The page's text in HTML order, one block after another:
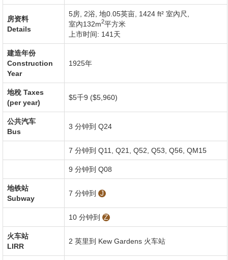
房资料
Details
5房, 2浴, 地0.05英亩 1424 ft² 室內尺
室內132m2平方米
上市时间: 141天
建造年份
Construction
Year
1925年
地稅 Taxes
(per year)
$5千9 ($5,960)
公共汽车
Bus
3 分钟到 Q24
7 分钟到 Q11, Q21, Q52, Q53, Q56, QM15
9 分钟到 Q08
地铁站
Subway
7 分钟到 J
10 分钟到 Z
火车站
LIRR
2 英里到 Kew Gardens 火车站